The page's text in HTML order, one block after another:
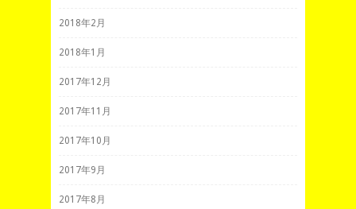
2018年2月
2018年1月
2017年12月
2017年11月
2017年10月
2017年9月
2017年8月